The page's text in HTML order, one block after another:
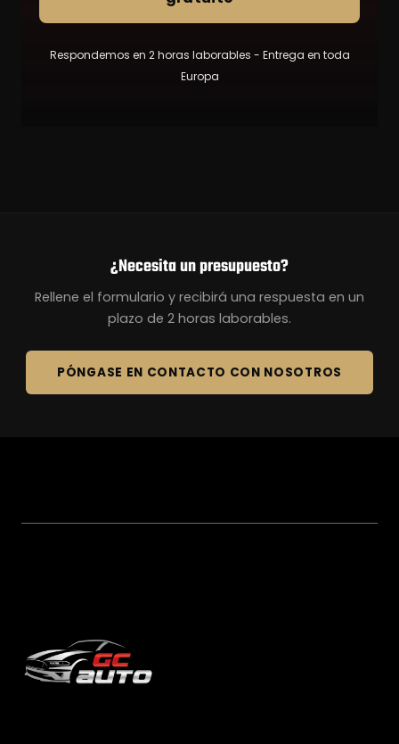
Respondemos en 2 horas laborables - Entrega en toda
Europa
¿Necesita un presupuesto?
Rellene el formulario y recibirá una respuesta en un
plazo de 2 horas laborables.
PÓNGASE EN CONTACTO CON NOSOTROS